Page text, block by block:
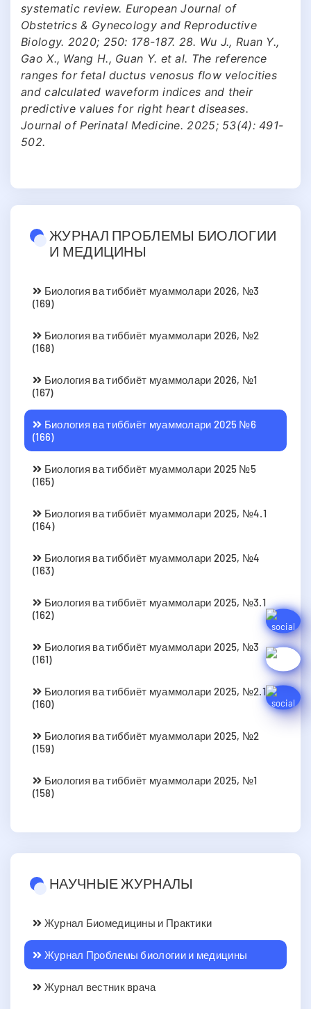
systematic review. European Journal of
Obstetrics & Gynecology and Reproductive
Biology. 2020; 250: 178-187. 28. Wu J., Ruan Y.,
Gao X., Wang H., Guan Y. et al. The reference
ranges for fetal ductus venosus flow velocities
and calculated waveform indices and their
predictive values for right heart diseases.
Journal of Perinatal Medicine. 2025; 53(4): 491-
502.
ЖУРНАЛ ПРОБЛЕМЫ БИОЛОГИИ
И МЕДИЦИНЫ
Биология ва тиббиёт муаммолари 2026, №3
(169)
Биология ва тиббиёт муаммолари 2026, №2
(168)
Биология ва тиббиёт муаммолари 2026, №1
(167)
Биология ва тиббиёт муаммолари 2025 №6
(166)
Биология ва тиббиёт муаммолари 2025 №5
(165)
Биология ва тиббиёт муаммолари 2025, №4.1
(164)
Биология ва тиббиёт муаммолари 2025, №4
(163)
Биология ва тиббиёт муаммолари 2025, №3.1
(162)
Биология ва тиббиёт муаммолари 2025, №3
(161)
Биология ва тиббиёт муаммолари 2025, №2.1
(160)
Биология ва тиббиёт муаммолари 2025, №2
(159)
Биология ва тиббиёт муаммолари 2025, №1
(158)
НАУЧНЫЕ ЖУРНАЛЫ
Журнал Биомедицины и Практики
Журнал Проблемы биологии и медицины
Журнал вестник врача